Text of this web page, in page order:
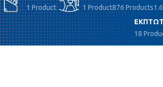
1 Product
1 Product876 Products
18